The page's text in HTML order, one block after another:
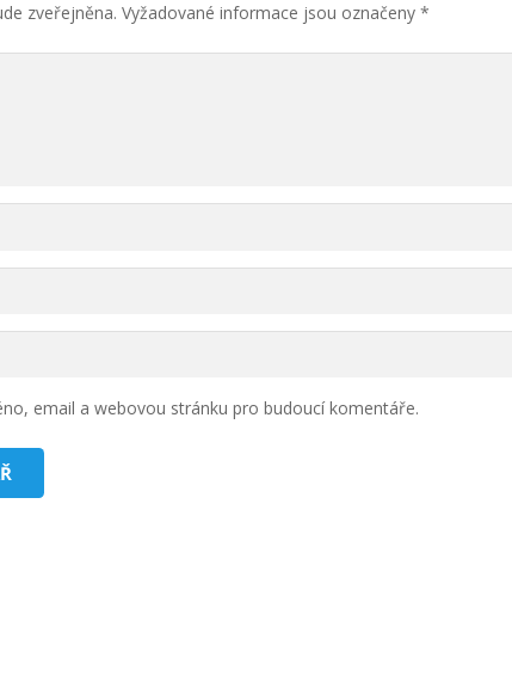
zveřejněna. Vyžadované informace jsou označeny *
email a webovou stránku pro budoucí komentáře.